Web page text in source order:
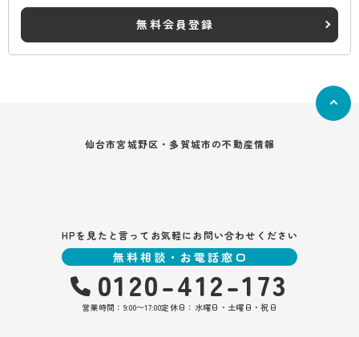
無料会員登録
仙台市宮城野区・多賀城市の不動産情報
HPを見たと言ってお気軽にお問い合わせください
無料相談・お電話窓口
0120-412-173
営業時間：9:00〜17:00定休日：水曜日・土曜日・祝日